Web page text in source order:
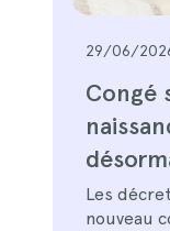
29/06/
Congé
Les
nouveau